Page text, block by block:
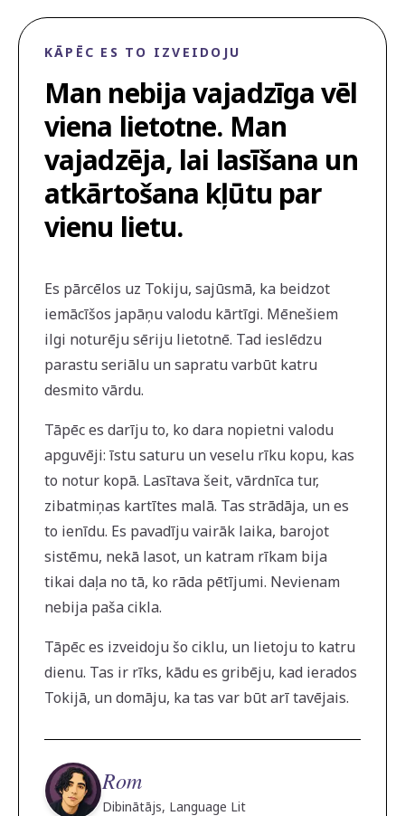
KĀPĒC ES TO IZVEIDOJU
Man nebija vajadzīga vēl
viena lietotne. Man
vajadzēja, lai lasīšana un
atkārtošana kļūtu par
vienu lietu.
Es pārcēlos uz Tokiju, sajūsmā, ka beidzot
iemācīšos japāņu valodu kārtīgi. Mēnešiem
ilgi noturēju sēriju lietotnē. Tad ieslēdzu
parastu seriālu un sapratu varbūt katru
desmito vārdu.
Tāpēc es darīju to, ko dara nopietni valodu
apguvēji: īstu saturu un veselu rīku kopu, kas
to notur kopā. Lasītava šeit, vārdnīca tur,
zibatmiņas kartītes malā. Tas strādāja, un es
to ienīdu. Es pavadīju vairāk laika, barojot
sistēmu, nekā lasot, un katram rīkam bija
tikai daļa no tā, ko rāda pētījumi. Nevienam
nebija paša cikla.
Tāpēc es izveidoju šo ciklu, un lietoju to katru
dienu. Tas ir rīks, kādu es gribēju, kad ierados
Tokijā, un domāju, ka tas var būt arī tavējais.
Rom
Dibinātājs, Language Lit